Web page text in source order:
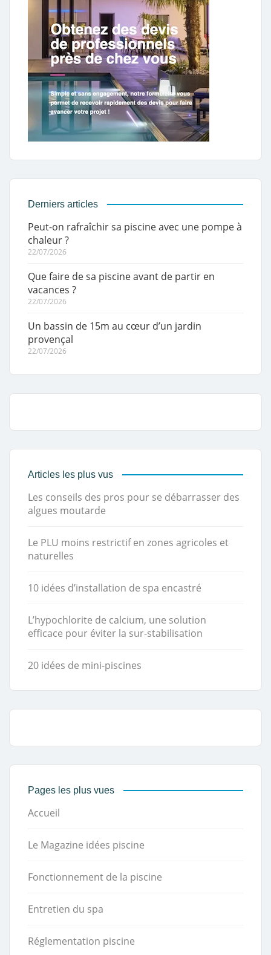
Derniers articles
Peut-on rafraîchir sa piscine avec une pompe à
chaleur ?
22/07/2026
Que faire de sa piscine avant de partir en
vacances ?
22/07/2026
Un bassin de 15m au cœur d’un jardin
provençal
22/07/2026
Articles les plus vus
Les conseils des pros pour se débarrasser des
algues moutarde
Le PLU moins restrictif en zones agricoles et
naturelles
10 idées d’installation de spa encastré
L’hypochlorite de calcium, une solution
efficace pour éviter la sur-stabilisation
20 idées de mini-piscines
Pages les plus vues
Accueil
Le Magazine idées piscine
Fonctionnement de la piscine
Entretien du spa
Réglementation piscine